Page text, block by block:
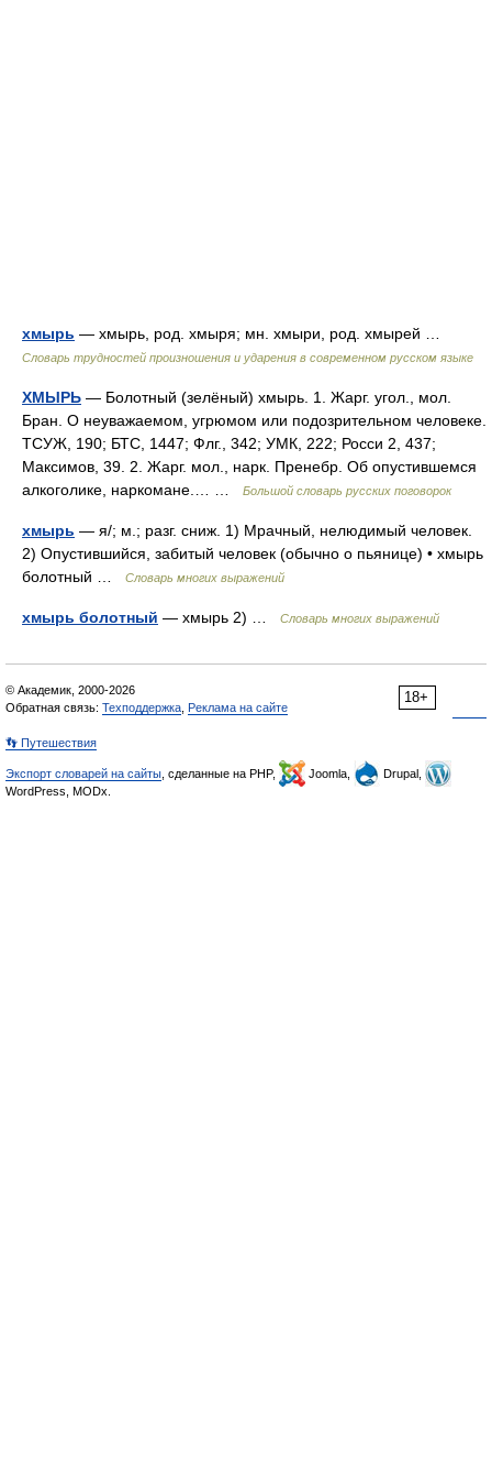
хмырь — хмырь, род. хмыря; мн. хмыри, род. хмырей …
Словарь трудностей произношения и ударения в современном русском языке
ХМЫРЬ — Болотный (зелёный) хмырь. 1. Жарг. угол., мол.
Бран. О неуважаемом, угрюмом или подозрительном человеке.
ТСУЖ, 190; БТС, 1447; Флг., 342; УМК, 222; Росси 2, 437;
Максимов, 39. 2. Жарг. мол., нарк. Пренебр. Об опустившемся
алкоголике, наркомане.… …
Большой словарь русских поговорок
хмырь — я/; м.; разг. сниж. 1) Мрачный, нелюдимый человек.
2) Опустившийся, забитый человек (обычно о пьянице) • хмырь
болотный …
Словарь многих выражений
хмырь болотный — хмырь 2) … Словарь многих выражений
18+
© Академик, 2000-2026
Обратная связь: Техподдержка Реклама на сайте
👣 Путешествия
Экспорт словарей на сайты , сделанные на PHP, Joomla,
Drupal,
WordPress, MODx.